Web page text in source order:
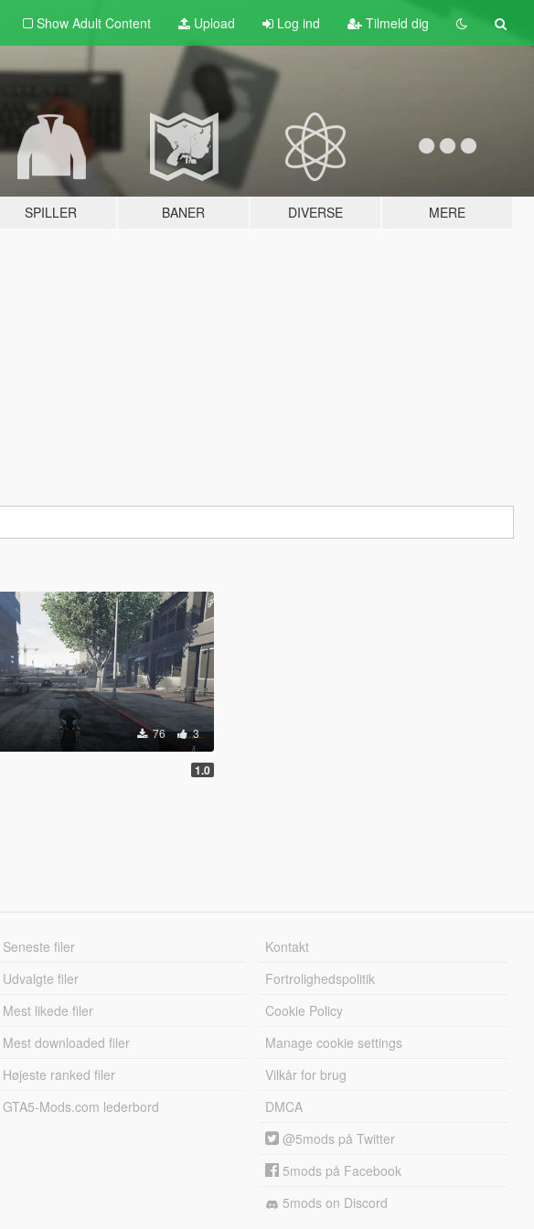
Show Adult Content Upload Log ind Tilmeld dig
SPILLER BANER DIVERSE MERE
76 3
1.0
Seneste filer
Udvalgte filer
Mest likede filer
Mest downloaded filer
Højeste ranked filer
GTA5-Mods.com lederbord
Kontakt
Fortrolighedspolitik
Cookie Policy
Manage cookie settings
Vilkår for brug
DMCA
@5mods på Twitter
5mods på Facebook
5mods on Discord